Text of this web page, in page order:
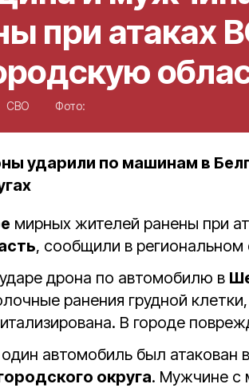
при атаках
СВО Фото:
ударили по машинам в
мирных жителей ранены при
, сообщили в региональном
дрона по автомобилю в
ранения грудной
В городе
автомобиль был атакован
округа. Мужчине с